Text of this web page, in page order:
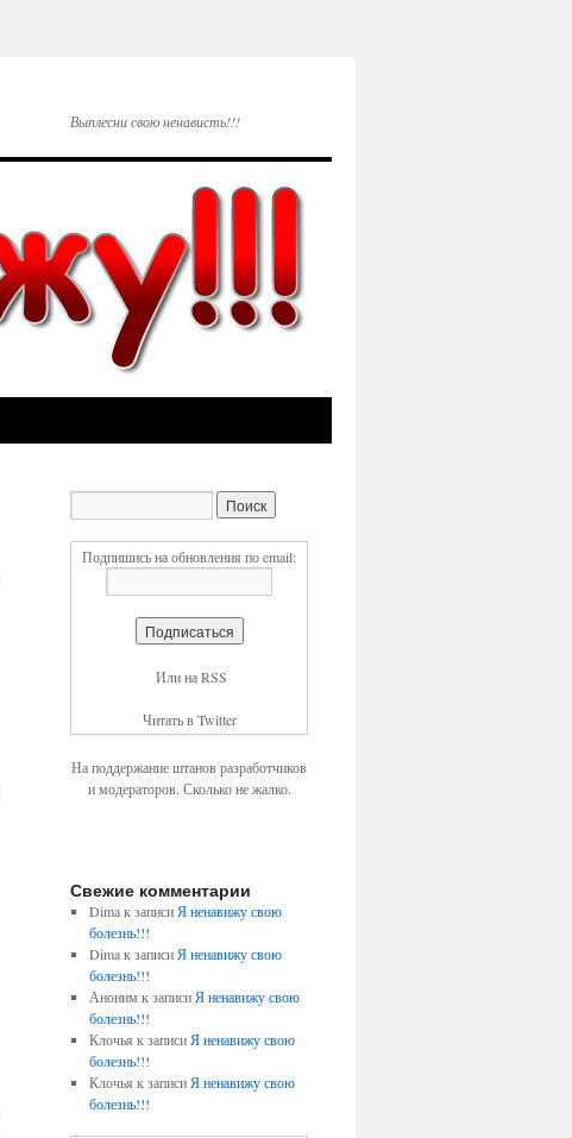
Выплесни свою ненависть!!!
Подпишись на обновления по email:
Или на RSS
Читать в Twitter
На поддержание штанов разработчиков
и модераторов. Сколько не жалко.
Свежие комментарии
Dima к записи Я ненавижу свою
болезнь!!!
Dima к записи Я ненавижу свою
болезнь!!!
Аноним к записи Я ненавижу свою
болезнь!!!
Клочья к записи Я ненавижу свою
болезнь!!!
Клочья к записи Я ненавижу свою
болезнь!!!